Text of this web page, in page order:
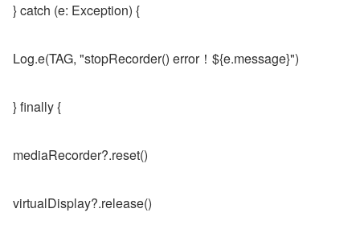
} catch (e: Exception) {
Log.e(TAG, "stopRecorder() error！${e.message}")
} finally {
mediaRecorder?.reset()
virtualDisplay?.release()